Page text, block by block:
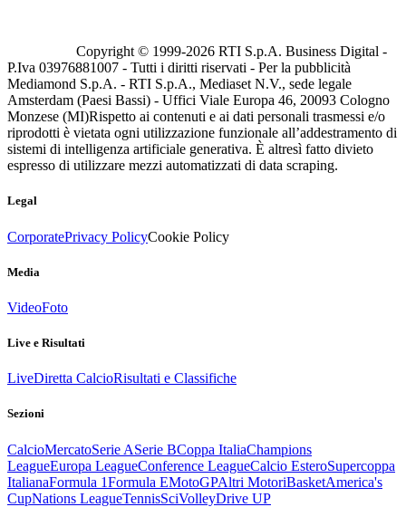
Copyright © 1999-2026 RTI S.p.A. Business Digital -
P.Iva 03976881007 - Tutti i diritti riservati - Per la pubblicità
Mediamond S.p.A. - RTI S.p.A., Mediaset N.V., sede legale
Amsterdam (Paesi Bassi) - Uffici Viale Europa 46, 20093 Cologno
Monzese (MI)Rispetto ai contenuti e ai dati personali trasmessi e/o
riprodotti è vietata ogni utilizzazione funzionale all’addestramento di
sistemi di intelligenza artificiale generativa. È altresì fatto divieto
espresso di utilizzare mezzi automatizzati di data scraping.
Legal
CorporatePrivacy PolicyCookie Policy
Media
VideoFoto
Live e Risultati
LiveDiretta CalcioRisultati e Classifiche
Sezioni
CalcioMercatoSerie ASerie BCoppa ItaliaChampions
LeagueEuropa LeagueConference LeagueCalcio EsteroSupercoppa
ItalianaFormula 1Formula EMotoGPAltri MotoriBasketAmerica's
CupNations LeagueTennisSciVolleyDrive UP